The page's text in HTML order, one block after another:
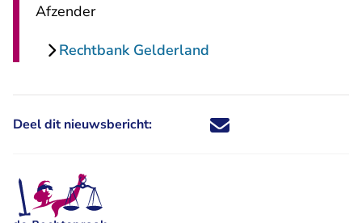
Afzender
Rechtbank Gelderland
Deel dit nieuwsbericht: Deel dit nieuwsbericht via X -
Deel dit nieuwsbericht via
Deel dit nieuwsbericht
Deel dit